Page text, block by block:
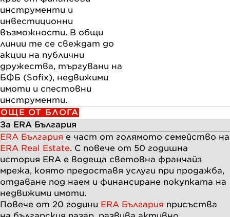
инструменти и
инвестиционни
възможности. В общи
линии те се свеждат до
акции на публични
дружества, търгувани на
БФБ (Sofix), недвижими
имоти и спестовни
инструменти.
ОЩЕ ОТ БЛОГА
За ERA България
ERA България е част от голямото семейство на
ERA Real Estate. С повече от 50 годишна
история ERA e водеща световна франчайз
мрежа, която предоставя услуги при продажба,
отдаване под наем и финансиране покупката на
недвижими имоти.
Повече от 20 години ERA България присъства